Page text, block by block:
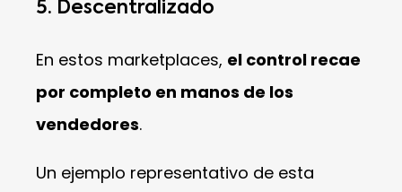
5. Descentralizado
En estos marketplaces, el control recae
por completo en manos de los
vendedores.
Un ejemplo representativo de esta